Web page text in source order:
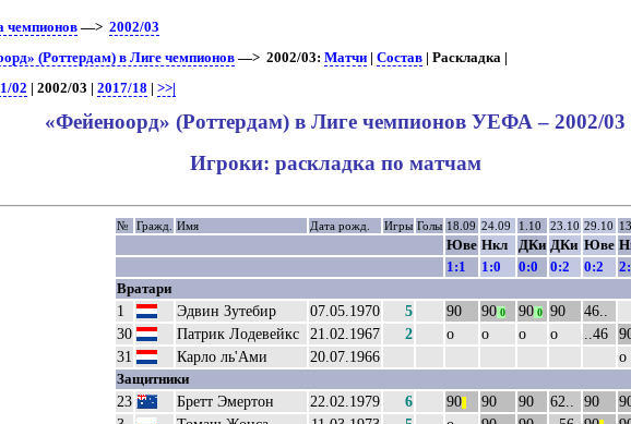
чемпионов —>2002/03
(Роттердам) в Лиге чемпионов —> 2002/03:Матчи |Состав | Раскладка |
02 | 2002/03 |2017/18 |>>|
«Фейеноорд» (Роттердам) в Лиге чемпионов УЕФА – 2002/03
Игроки: раскладка по матчам
№ Гражд. Имя Дата рожд. Игры Голы 18.09 24.09 1.10 23.10 29.10
Юве Нкл ДКи ДКи Юве
1:1
1:0 0:0 0:2 0:2
Вратари
1 Эдвин Зутебир 07.05.1970 5 90 90 0 90 0 90
46..
30
Патрик Лодевейкс 21.02.1967 2 о о о о ..46
31
Карло ль'Ами 20.07.1966 о
Защитники
23 Бретт Эмертон 22.02.1979 6 90 90 90 62.. 90